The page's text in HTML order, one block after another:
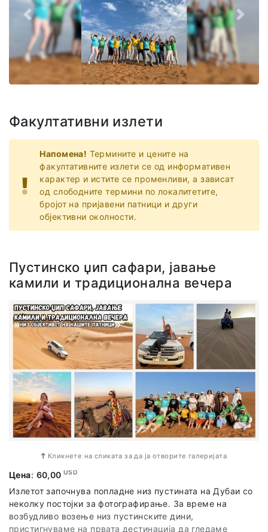
Назад
Факултативни излети
Напомена! Термините и цените на
факултативните излети се од информативен
карактер и истите се променливи, а зависат
од слободните термини по локалитетите,
бројот на пријавени патници и други
објективни околности.
Пустинско џип сафари, јавање
камили и традиционална вечера
Кликнете на сликата за да ја отворите галеријата
Цена: 60,00USD
Излетот започнува попладне низ пустината на Дубаи со
неколку постојки за фотографирање. За време на
возбудливо возење низ пустинските дини,
пристигнуваме на првата дестинација да гледаме